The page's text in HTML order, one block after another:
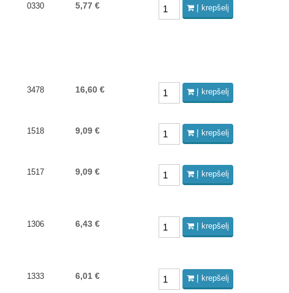
0330 5,77 € Į krepšelį
3478 16,60 € Į krepšelį
1518 9,09 € Į krepšelį
1517 9,09 € Į krepšelį
1306 6,43 € Į krepšelį
1333 6,01 € Į krepšelį